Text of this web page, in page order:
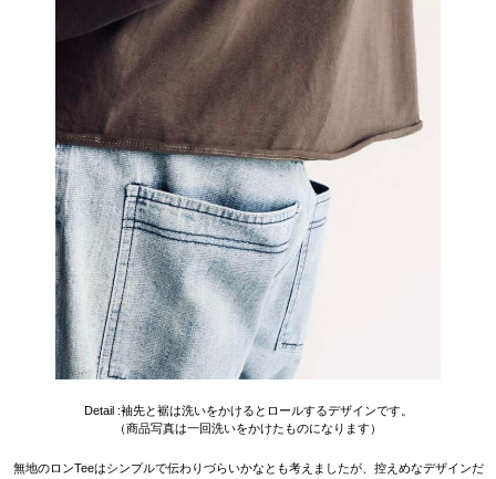
Detail :袖先と裾は洗いをかけるとロールするデザインです。
（商品写真は一回洗いをかけたものになります）
無地のロンTeeはシンプルで伝わりづらいかなとも考えましたが、控えめなデザインだ